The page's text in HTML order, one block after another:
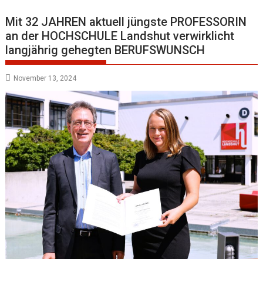
Mit 32 JAHREN aktuell jüngste PROFESSORIN
an der HOCHSCHULE Landshut verwirklicht
langjährig gehegten BERUFSWUNSCH
November 13, 2024